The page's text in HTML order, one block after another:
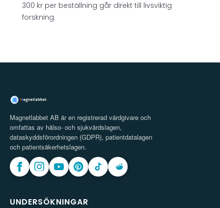
300 kr per beställning går direkt till livsviktig
forskning.
Magnetlabbet AB är en registrerad vårdgivare och
omfattas av hälso- och sjukvårdslagen,
dataskyddsförordningen (GDPR), patientdatalagen
och patientsäkerhetslagen.
UNDERSÖKNINGAR